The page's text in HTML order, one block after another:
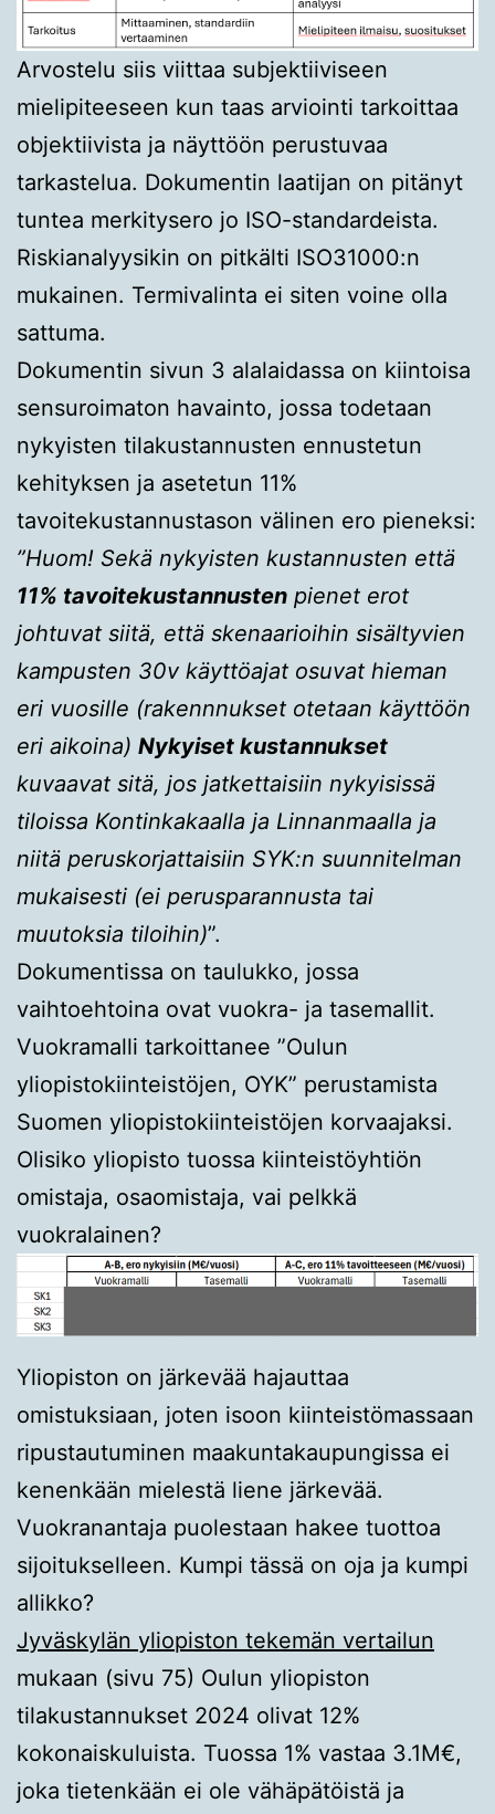
Arvostelu siis viittaa subjektiiviseen
mielipiteeseen kun taas arviointi tarkoittaa
objektiivista ja näyttöön perustuvaa
tarkastelua. Dokumentin laatijan on pitänyt
tuntea merkitysero jo ISO-standardeista.
Riskianalyysikin on pitkälti ISO31000:n
mukainen. Termivalinta ei siten voine olla
sattuma.
Dokumentin sivun 3 alalaidassa on kiintoisa
sensuroimaton havainto, jossa todetaan
nykyisten tilakustannusten ennustetun
kehityksen ja asetetun 11%
tavoitekustannustason välinen ero pieneksi:
”Huom! Sekä nykyisten kustannusten että
11% tavoitekustannusten pienet erot
johtuvat siitä, että skenaarioihin sisältyvien
kampusten 30v käyttöajat osuvat hieman
eri vuosille (rakennnukset otetaan käyttöön
eri aikoina) Nykyiset kustannukset
kuvaavat sitä, jos jatkettaisiin nykyisissä
tiloissa Kontinkakaalla ja Linnanmaalla ja
niitä peruskorjattaisiin SYK:n suunnitelman
mukaisesti (ei perusparannusta tai
muutoksia tiloihin)”.
Dokumentissa on taulukko, jossa
vaihtoehtoina ovat vuokra- ja tasemallit.
Vuokramalli tarkoittanee ”Oulun
yliopistokiinteistöjen, OYK” perustamista
Suomen yliopistokiinteistöjen korvaajaksi.
Olisiko yliopisto tuossa kiinteistöyhtiön
omistaja, osaomistaja, vai pelkkä
vuokralainen?
Yliopiston on järkevää hajauttaa
omistuksiaan, joten isoon kiinteistömassaan
ripustautuminen maakuntakaupungissa ei
kenenkään mielestä liene järkevää.
Vuokranantaja puolestaan hakee tuottoa
sijoitukselleen. Kumpi tässä on oja ja kumpi
allikko?
Jyväskylän yliopiston tekemän vertailun
mukaan (sivu 75) Oulun yliopiston
tilakustannukset 2024 olivat 12%
kokonaiskuluista. Tuossa 1% vastaa 3.1M€,
joka tietenkään ei ole vähäpätöistä ja